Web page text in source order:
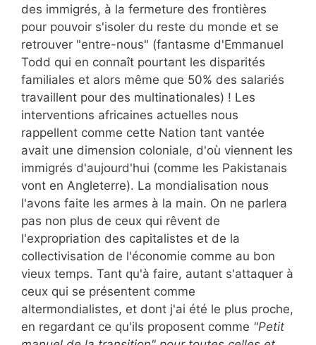
des immigrés, à la fermeture des frontières
pour pouvoir s'isoler du reste du monde et se
retrouver "entre-nous" (fantasme d'Emmanuel
Todd qui en connaît pourtant les disparités
familiales et alors même que 50% des salariés
travaillent pour des multinationales) ! Les
interventions africaines actuelles nous
rappellent comme cette Nation tant vantée
avait une dimension coloniale, d'où viennent les
immigrés d'aujourd'hui (comme les Pakistanais
vont en Angleterre). La mondialisation nous
l'avons faite les armes à la main. On ne parlera
pas non plus de ceux qui rêvent de
l'expropriation des capitalistes et de la
collectivisation de l'économie comme au bon
vieux temps. Tant qu'à faire, autant s'attaquer à
ceux qui se présentent comme
altermondialistes, et dont j'ai été le plus proche,
en regardant ce qu'ils proposent comme "Petit